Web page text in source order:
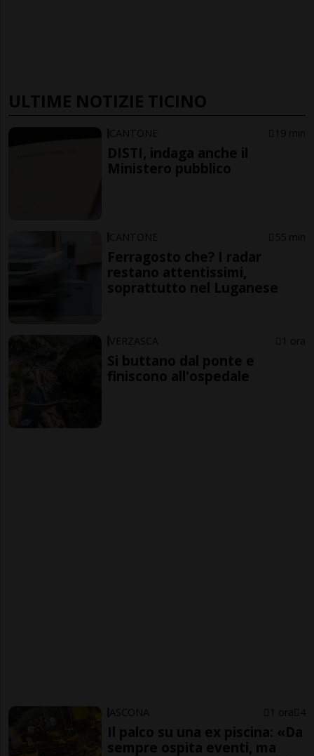
ULTIME NOTIZIE TICINO
CANTONE 19 min
DISTI, indaga anche il
Ministero pubblico
CANTONE 55 min
Ferragosto che? I radar
restano attentissimi,
soprattutto nel Luganese
VERZASCA 1 ora
Si buttano dal ponte e
finiscono all'ospedale
ASCONA 1 ora 4
Il palco su una ex piscina: «Da
sempre ospita eventi, ma